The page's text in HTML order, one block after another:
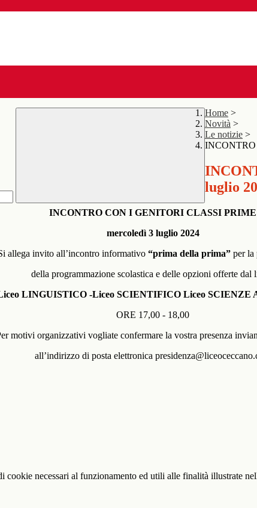
Home >
Novità >
Le notizie >
luglio
INCONTRO CON I GENITORI CLASSI PRIME
mercoledì 3 luglio 2024
allega invito all’incontro informativo “prima della prima” per la
della programmazione scolastica e delle opzioni offerte dal
LINGUISTICO -Liceo SCIENTIFICO Liceo SCIENZE
ORE 17,00 - 18,00
motivi organizzativi vogliate confermare la vostra presenza
all’indirizzo di posta elettronica
necessari al funzionamento ed utili alle finalità illustrate